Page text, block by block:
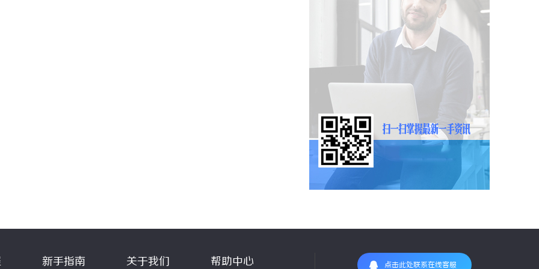
新手指南 关于我们 帮助中心 点击此处联系在线客服